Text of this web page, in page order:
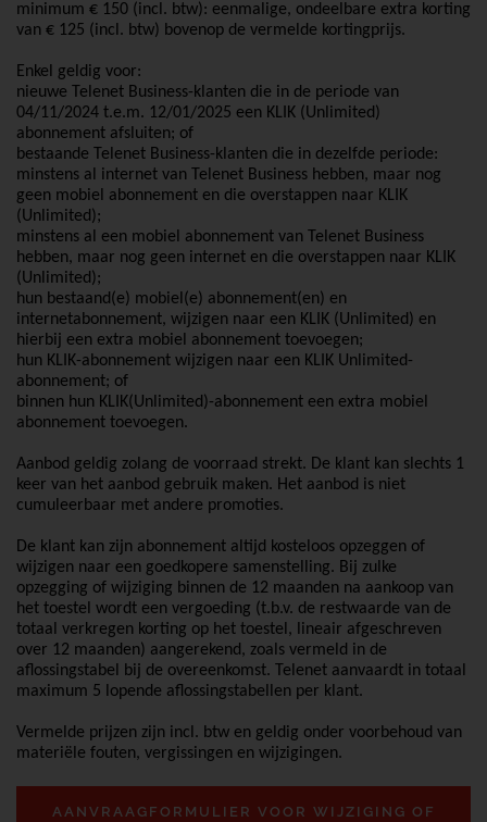
minimum € 150 (incl. btw): eenmalige, ondeelbare extra korting
van € 125 (incl. btw) bovenop de vermelde kortingprijs.
Enkel geldig voor:
nieuwe Telenet Business-klanten die in de periode van
04/11/2024 t.e.m. 12/01/2025 een KLIK (Unlimited)
abonnement afsluiten; of
bestaande Telenet Business-klanten die in dezelfde periode:
minstens al internet van Telenet Business hebben, maar nog
geen mobiel abonnement en die overstappen naar KLIK
(Unlimited);
minstens al een mobiel abonnement van Telenet Business
hebben, maar nog geen internet en die overstappen naar KLIK
(Unlimited);
hun bestaand(e) mobiel(e) abonnement(en) en
internetabonnement, wijzigen naar een KLIK (Unlimited) en
hierbij een extra mobiel abonnement toevoegen;
hun KLIK-abonnement wijzigen naar een KLIK Unlimited-
abonnement; of
binnen hun KLIK(Unlimited)-abonnement een extra mobiel
abonnement toevoegen.
Aanbod geldig zolang de voorraad strekt. De klant kan slechts 1
keer van het aanbod gebruik maken. Het aanbod is niet
cumuleerbaar met andere promoties.
De klant kan zijn abonnement altijd kosteloos opzeggen of
wijzigen naar een goedkopere samenstelling. Bij zulke
opzegging of wijziging binnen de 12 maanden na aankoop van
het toestel wordt een vergoeding (t.b.v. de restwaarde van de
totaal verkregen korting op het toestel, lineair afgeschreven
over 12 maanden) aangerekend, zoals vermeld in de
aflossingstabel bij de overeenkomst. Telenet aanvaardt in totaal
maximum 5 lopende aflossingstabellen per klant.
Vermelde prijzen zijn incl. btw en geldig onder voorbehoud van
materiële fouten, vergissingen en wijzigingen.
AANVRAAGFORMULIER VOOR WIJZIGING OF